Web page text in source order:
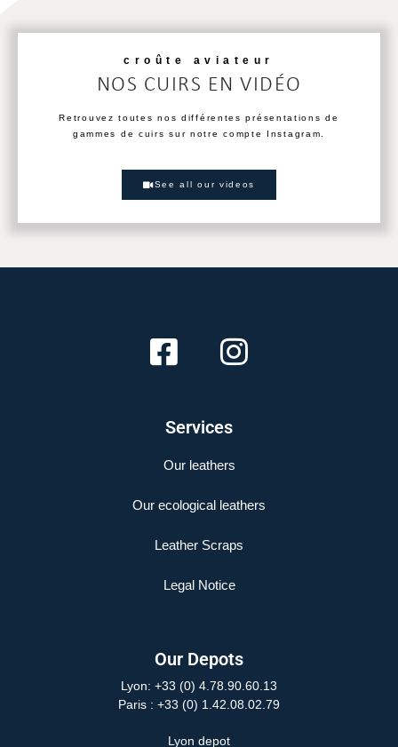
croûte aviateur
NOS CUIRS EN VIDÉO
Retrouvez toutes nos différentes présentations de
gammes de cuirs sur notre compte Instagram.
See all our videos
Services
Our leathers
Our ecological leathers
Leather Scraps
Legal Notice
Our Depots
Lyon: +33 (0) 4.78.90.60.13
Paris : +33 (0) 1.42.08.02.79
Lyon depot